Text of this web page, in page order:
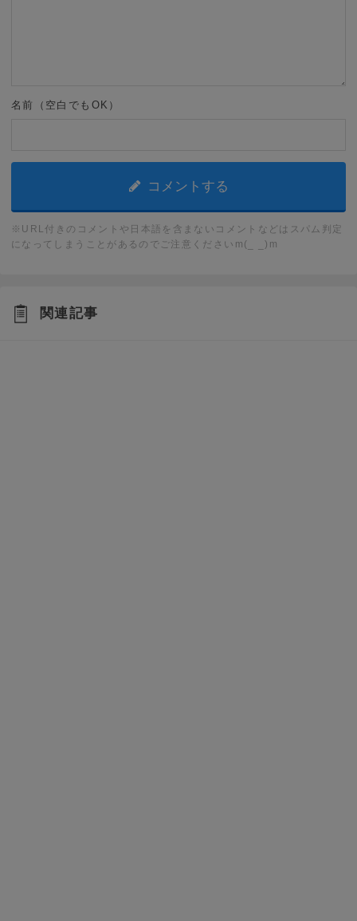
名前（空白でもOK）
※URL付きのコメントや日本語を含まないコメントなどはスパム判定
になってしまうことがあるのでご注意くださいm(_ _)m
関連記事